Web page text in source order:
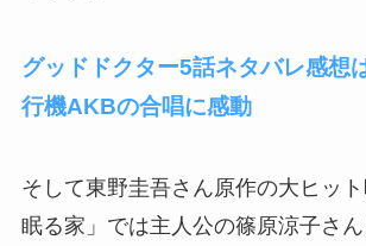
グッドドクター5話ネタバレ感想
行機AKBの合唱に感動
そして東野圭吾さん原作の大ヒッ
眠る家」では主人公の篠原涼子さ